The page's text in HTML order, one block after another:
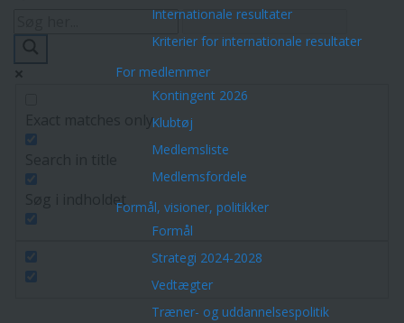
Internationale resultater
Kriterier for internationale resultater
For medlemmer
Kontingent 2026
Klubtøj
Medlemsliste
Medlemsfordele
Formål, visioner, politikker
Formål
Strategi 2024-2028
Vedtægter
Træner- og uddannelsespolitik
Exact matches only
Søg i indholdet